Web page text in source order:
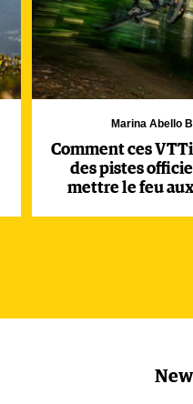
Marina Abello
Comment ces
des pistes
mettre le feu